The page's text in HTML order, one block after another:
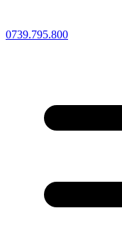
0739.795.800